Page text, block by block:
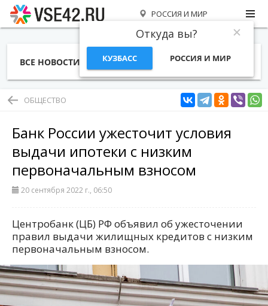
РОССИЯ И МИР
Откуда вы?
КУЗБАСС РОССИЯ И МИР
ВСЕ НОВОСТИ СТАТЬИ ТЕМЫ ФОТО
ОБЩЕСТВО
Банк России ужесточит условия
выдачи ипотеки с низким
первоначальным взносом
20 сентября 2022 г., 06:50
Центробанк (ЦБ) РФ объявил об ужесточении
правил выдачи жилищных кредитов с низким
первоначальным взносом.